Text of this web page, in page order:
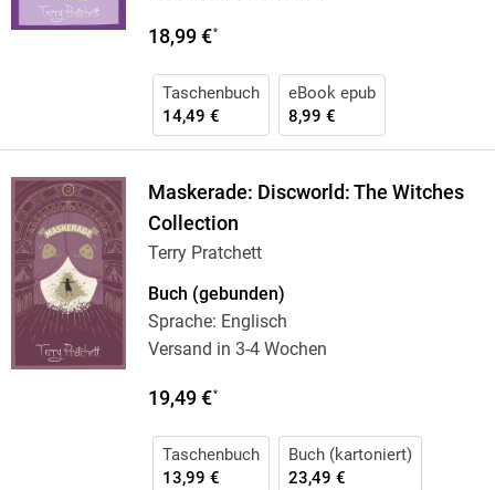
18,99 €*
Taschenbuch
14,49 €
eBook epub
8,99 €
Maskerade: Discworld: The Witches
Collection
Terry Pratchett
Buch (gebunden)
Sprache: Englisch
Versand in 3-4 Wochen
19,49 €*
Taschenbuch
13,99 €
Buch (kartoniert)
23,49 €